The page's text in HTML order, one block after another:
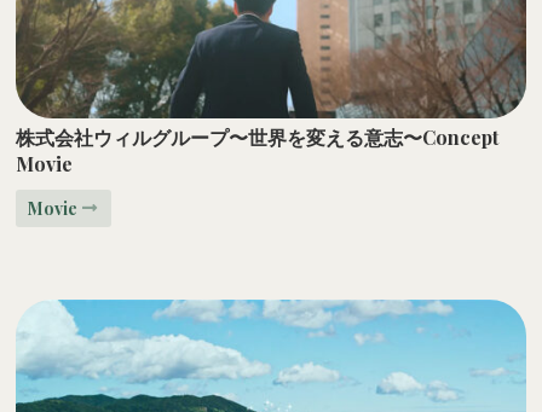
株式会社ウィルグループ〜世界を変える意志〜Concept
Movie
Movie